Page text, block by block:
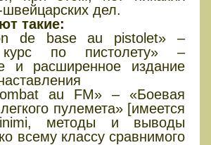
дел.
такие:
de base au pistolet» –
по пистолету» –
и расширенное издание
au FM» – «Боевая
пулемета» [имеется
методы и выводы
всему классу сравнимого